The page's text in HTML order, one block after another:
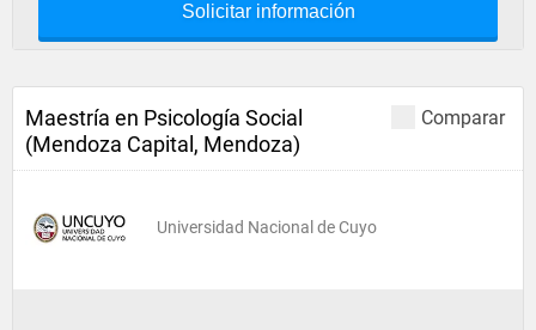
Solicitar información
Comparar
Maestría en Psicología Social
(Mendoza Capital, Mendoza)
Universidad Nacional de Cuyo